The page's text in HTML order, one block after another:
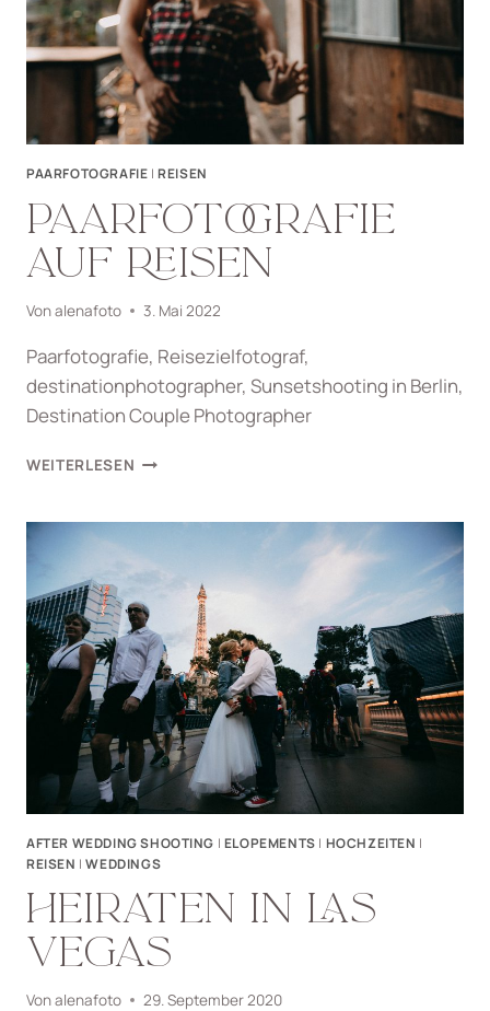
PAARFOTOGRAFIE |REISEN
PAARFOTOGRAFIE
AUF REISEN
Vonalenafoto 3. Mai 2022
Paarfotografie, Reisezielfotograf,
destinationphotographer, Sunsetshooting in Berlin,
Destination Couple Photographer
WEITERLESEN PAARFOTOGRAFIE
AFTER WEDDING SHOOTING | ELOPEMENTS | HOCHZEITEN |
REISEN |WEDDINGS
HEIRATEN IN LAS
VEGAS
Vonalenafoto 29. September 2020